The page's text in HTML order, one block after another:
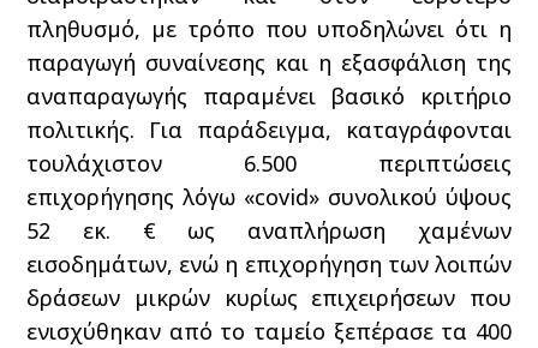
πληθυσμό, με τρόπο που υποδηλώνει ότι η
παραγωγή συναίνεσης και η εξασφάλιση της
αναπαραγωγής παραμένει βασικό κριτήριο
πολιτικής. Για παράδειγμα, καταγράφονται
τουλάχιστον 6.500 περιπτώσεις
επιχορήγησης λόγω «covid» συνολικού ύψους
52 εκ. € ως αναπλήρωση χαμένων
εισοδημάτων, ενώ η επιχορήγηση των λοιπών
δράσεων μικρών κυρίως επιχειρήσεων που
ενισχύθηκαν από το ταμείο ξεπέρασε τα 400